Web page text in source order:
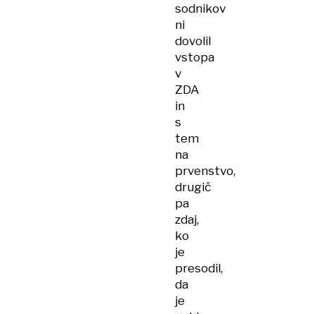
sodnikov
ni
dovolil
vstopa
v
ZDA
in
s
tem
na
prvenstvo,
drugič
pa
zdaj,
ko
je
presodil,
da
je